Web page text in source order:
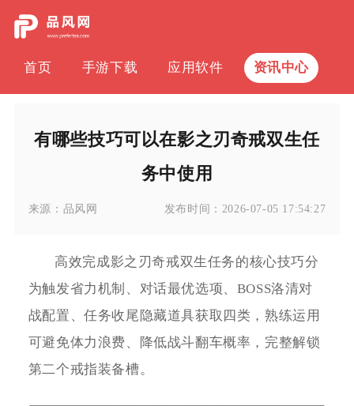
首页 手游下载 应用软件 资讯中心
有哪些技巧可以在影之刃奇戒双生任
务中使用
来源： 品风网 发布时间： 2026-07-05 17:54:27
高效完成影之刃奇戒双生任务的核心技巧分
为触发省力机制、对话最优选项、BOSS洛清对
战配置、任务收尾隐藏道具获取四类，熟练运用
可避免体力浪费、降低战斗翻车概率，完整解锁
第二个戒指装备槽。